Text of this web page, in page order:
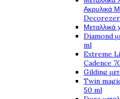
Ακρυλικά
Diamond
ml
Extreme
Cadence
Gilding
Twin
50 ml